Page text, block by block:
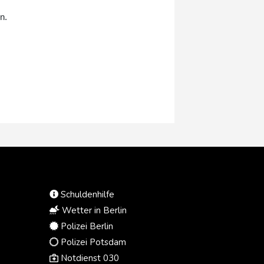
Schuldenhilfe
Wetter in Berlin
Polizei Berlin
Polizei Potsdam
Notdienst 030